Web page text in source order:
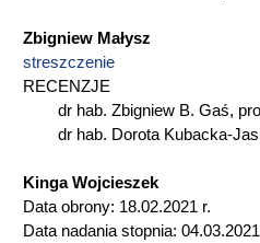
Zbigniew Małysz
streszczenie
RECENZJE
dr hab. Zbigniew B. Gaś,
dr hab. Dorota Kubacka-
Kinga Wojcieszek
Data obrony: 18.02.2021 r.
Data nadania stopnia: